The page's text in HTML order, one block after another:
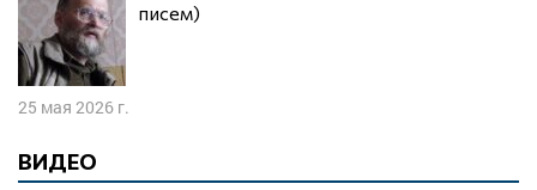
писем)
25 мая 2026 г.
ВИДЕО